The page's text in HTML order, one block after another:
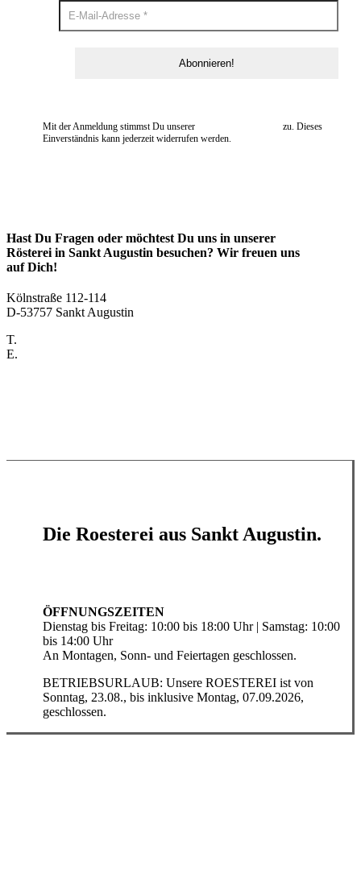
Mit der Anmeldung stimmst Du unserer
zu. Dieses
Einverständnis kann jederzeit widerrufen werden.
Hast Du Fragen oder möchtest Du uns in unserer
Rösterei in Sankt Augustin besuchen? Wir freuen uns
auf Dich!
Kölnstraße 112-114
D-53757 Sankt Augustin
T.
E.
Die Roesterei aus Sankt Augustin.
ÖFFNUNGSZEITEN
Dienstag bis Freitag: 10:00 bis 18:00 Uhr | Samstag: 10:00
bis 14:00 Uhr
An Montagen, Sonn- und Feiertagen geschlossen.
BETRIEBSURLAUB: Unsere ROESTEREI ist von
Sonntag, 23.08., bis inklusive Montag, 07.09.2026,
geschlossen.